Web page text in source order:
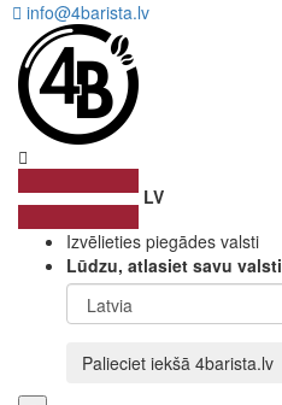
info@4barista.lv
LV
Izvēlieties piegādes valsti
Lūdzu, atlasiet savu valsti
Palieciet iekšā 4barista.lv